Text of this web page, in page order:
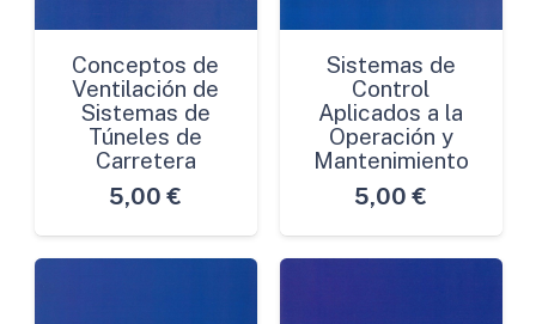
Conceptos de
Ventilación de
Sistemas de
Túneles de
Carretera
5,00 €
Sistemas de
Control
Aplicados a la
Operación y
Mantenimiento
5,00 €